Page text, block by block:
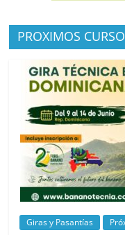
PROXIMOS
Giras y Pasantías